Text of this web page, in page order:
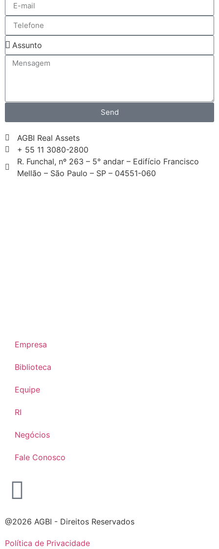
Send
AGBI Real Assets
+ 55 11 3080-2800
R. Funchal, nº 263 – 5° andar – Edifício Francisco
Mellão – São Paulo – SP – 04551-060
Empresa
Biblioteca
Equipe
RI
Negócios
Fale Conosco
@2026 AGBI - Direitos Reservados
Política de Privacidade